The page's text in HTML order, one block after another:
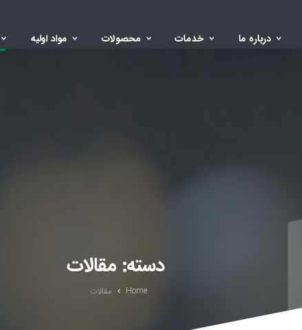
درباره ما خدمات محصولات مواد اولیه
دسته: مقالات
Home مقالات